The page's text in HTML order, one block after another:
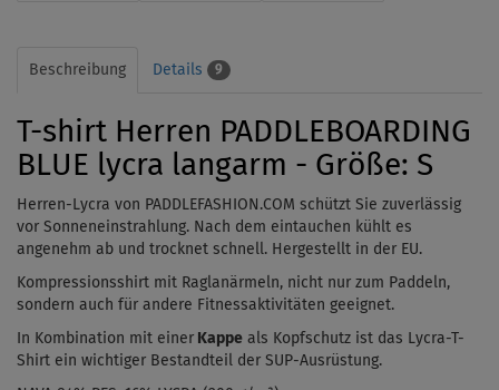
Beschreibung Details 9
T-shirt Herren PADDLEBOARDING
BLUE lycra langarm - Größe: S
Herren-Lycra von PADDLEFASHION.COM schützt Sie zuverlässig
vor Sonneneinstrahlung. Nach dem eintauchen kühlt es
angenehm ab und trocknet schnell. Hergestellt in der EU.
Kompressionsshirt mit Raglanärmeln, nicht nur zum Paddeln,
sondern auch für andere Fitnessaktivitäten geeignet.
In Kombination mit einer Kappe als Kopfschutz ist das Lycra-T-
Shirt ein wichtiger Bestandteil der SUP-Ausrüstung.